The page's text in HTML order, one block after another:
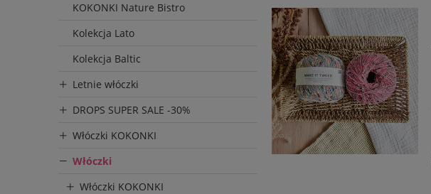
KOKONKI Nature Bistro
Kolekcja Lato
Kolekcja Baltic
Letnie włóczki
DROPS SUPER SALE -30%
Włóczki KOKONKI
Włóczki
Włóczki KOKONKI